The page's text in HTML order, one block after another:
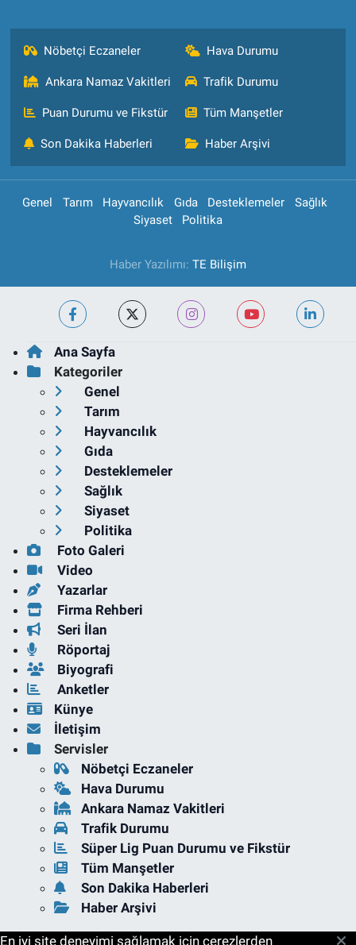
Nöbetçi Eczaneler Hava Durumu
Ankara Namaz Vakitleri Trafik Durumu
Puan Durumu ve Fikstür Tüm Manşetler
Son Dakika Haberleri Haber Arşivi
Genel Tarım Hayvancılık Gıda Desteklemeler
Sağlık
Siyaset
Politika
Haber Yazılımı: TE Bilişim
Ana Sayfa
Kategoriler
Genel
Tarım
Hayvancılık
Gıda
Desteklemeler
Sağlık
Siyaset
Politika
Foto Galeri
Video
Yazarlar
Firma Rehberi
Seri İlan
Röportaj
Biyografi
Anketler
Künye
İletişim
Servisler
Nöbetçi Eczaneler
Hava Durumu
Ankara Namaz Vakitleri
Trafik Durumu
Süper Lig Puan Durumu ve Fikstür
Tüm Manşetler
Son Dakika Haberleri
Haber Arşivi
En iyi site deneyimi sağlamak için çerezlerden